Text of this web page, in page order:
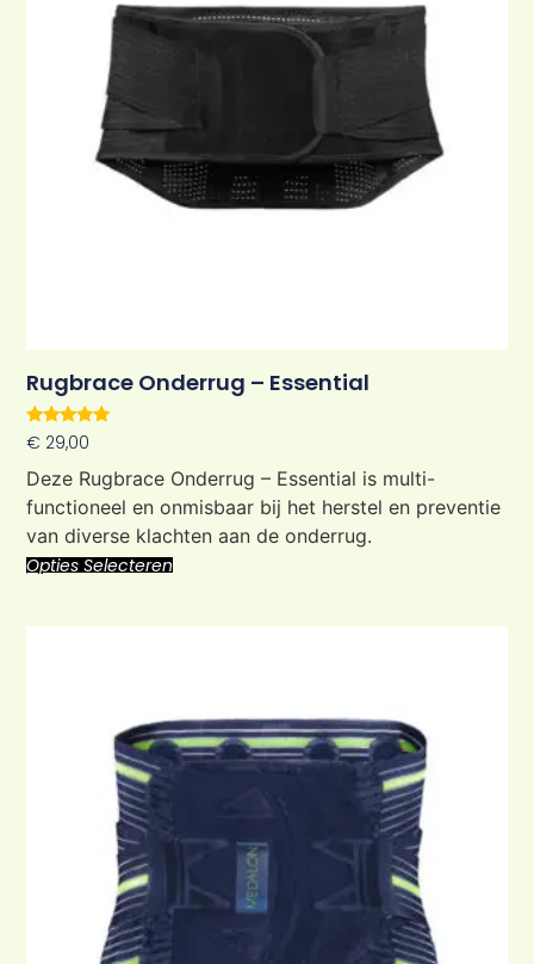
Rugbrace Onderrug – Essential
Waardering
5.00
uit 5
€ 29,00
Deze Rugbrace Onderrug – Essential is multi-
functioneel en onmisbaar bij het herstel en preventie
van diverse klachten aan de onderrug.
Opties Selecteren